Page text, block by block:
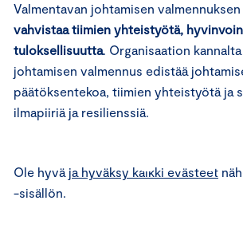
Valmentavan johtamisen
vahvistaa tiimien yhteistyötä,
tuloksellisuutta. Organisaation
johtamisen valmennus edistää
päätöksentekoa, tiimien yhteistyötä ja
ilmapiiriä ja resilienssiä.⋯
Ole hyvä ja hyväksy kaikki evästeet
-sisällön.